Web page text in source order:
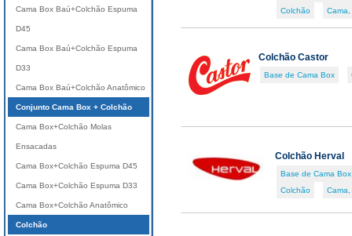
Colchão
Colchão Castor
Base de Cama Box
Colchão Herval
Base de Cama Box
Colchão
Cama Box Baú+Colchão Espuma
D45
Cama Box Baú+Colchão Espuma
D33
Cama Box Baú+Colchão Anatômico
Conjunto Cama Box + Colchão
Cama Box+Colchão Molas
Ensacadas
Cama Box+Colchão Espuma D45
Cama Box+Colchão Espuma D33
Cama Box+Colchão Anatômico
Colchão